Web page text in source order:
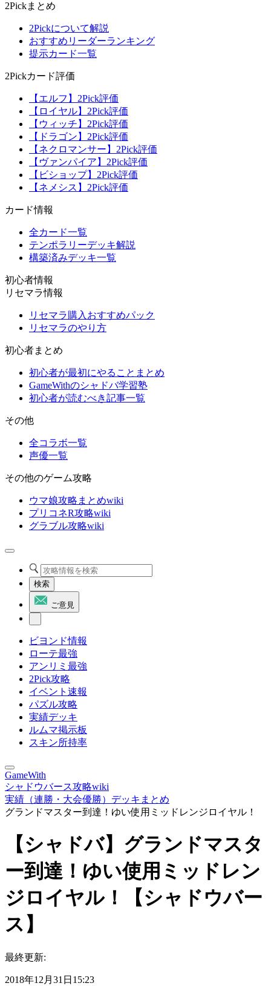
2Pickまとめ
2Pickについて解説
おすすめリーダーランキング
提示カード一覧
2Pickカード評価
【エルフ】2Pick評価
【ロイヤル】2Pick評価
【ウィッチ】2Pick評価
【ドラゴン】2Pick評価
【ネクロマンサー】2Pick評価
【ヴァンパイア】2Pick評価
【ビショップ】2Pick評価
【ネメシス】2Pick評価
カード情報
全カード一覧
テンポラリーデッキ解説
構築済みデッキ一覧
初心者情報
リセマラ情報
リセマラ購入おすすめパック
リセマラのやり方
初心者まとめ
初心者が最初にやることまとめ
GameWithのシャドバ学習塾
初心者が読むべき記事一覧
その他
全コラボ一覧
声優一覧
その他のゲーム攻略
ウマ娘攻略まとめwiki
プリコネR攻略wiki
グラブル攻略wiki
検索
ご意見
ビヨンド情報
ローテ最強
アンリミ最強
2Pick攻略
イベント速報
パズル攻略
実績デッキ
ルムマ掲示板
スキン所持率
GameWith
シャドウバース攻略wiki
実績（連勝・大会優勝）デッキまとめ
グランドマスター到達！ゆい使用ミッドレンジロイヤル！
【シャドバ】グランドマスタ
ー到達！ゆい使用ミッドレン
ジロイヤル！【シャドウバー
ス】
最終更新:
2018年12月31日15:23